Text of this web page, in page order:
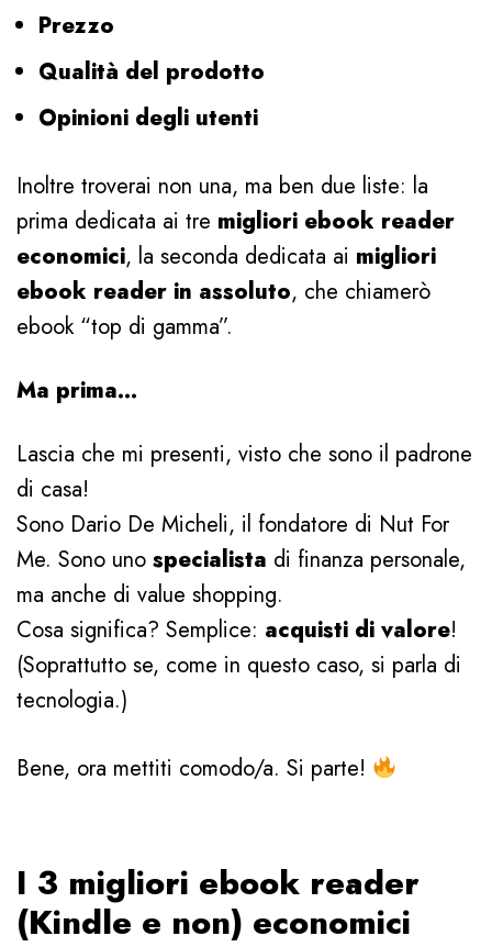
Prezzo
Qualità del prodotto
Opinioni degli utenti
Inoltre troverai non una, ma ben due liste: la
prima dedicata ai tre migliori ebook reader
economici, la seconda dedicata ai migliori
ebook reader in assoluto, che chiamerò
ebook “top di gamma”.
Ma prima…
Lascia che mi presenti, visto che sono il padrone
di casa!
Sono Dario De Micheli, il fondatore di Nut For
Me. Sono uno specialista di finanza personale,
ma anche di value shopping.
Cosa significa? Semplice: acquisti di valore!
(Soprattutto se, come in questo caso, si parla di
tecnologia.)
Bene, ora mettiti comodo/a. Si parte!
I 3 migliori ebook reader
(Kindle e non) economici